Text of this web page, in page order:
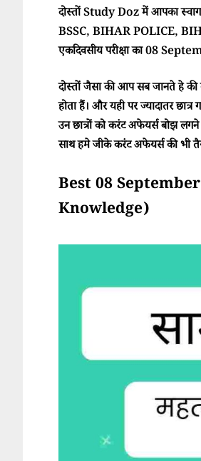
दोस्तों Study Doz में आपका
BSSC, BIHAR POLICE,
एकदिवसीय परीक्षा का 08
दोस्तों जैसा की आप सब जानते हे
होता हैं। और यही पर ज्यादातर
उन छात्रों को करंट अफेयर्स बोझ
साथ हमे जीके करंट अफेयर्स की भी
Best 08 September
Knowledge)